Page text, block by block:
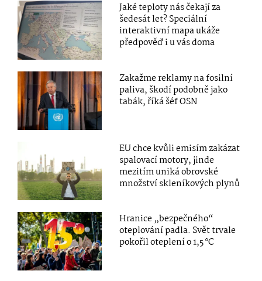
Jaké teploty nás čekají za
šedesát let? Speciální
interaktivní mapa ukáže
předpověď i u vás doma
Zakažme reklamy na fosilní
paliva, škodí podobně jako
tabák, říká šéf OSN
EU chce kvůli emisím zakázat
spalovací motory, jinde
mezitím uniká obrovské
množství skleníkových plynů
Hranice „bezpečného“
oteplování padla. Svět trvale
pokořil oteplení o 1,5 °C